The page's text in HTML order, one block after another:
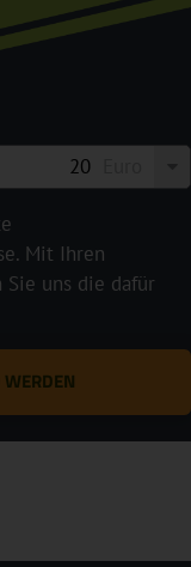
Mit Ihren
uns die dafür